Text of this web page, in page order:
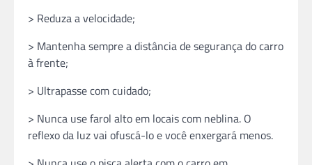
> Reduza a velocidade;
> Mantenha sempre a distância de segurança do carro
à frente;
> Ultrapasse com cuidado;
> Nunca use farol alto em locais com neblina. O
reflexo da luz vai ofuscá-lo e você enxergará menos.